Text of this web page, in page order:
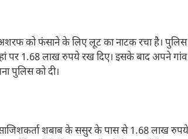
को फंसाने के लिए लूट का नाटक रचा है।
पर 1.68 लाख रुपये रख दिए। इसके बाद अपने गांव
पुलिस को दी।
शबाब के ससुर के पास से 1.68 लाख